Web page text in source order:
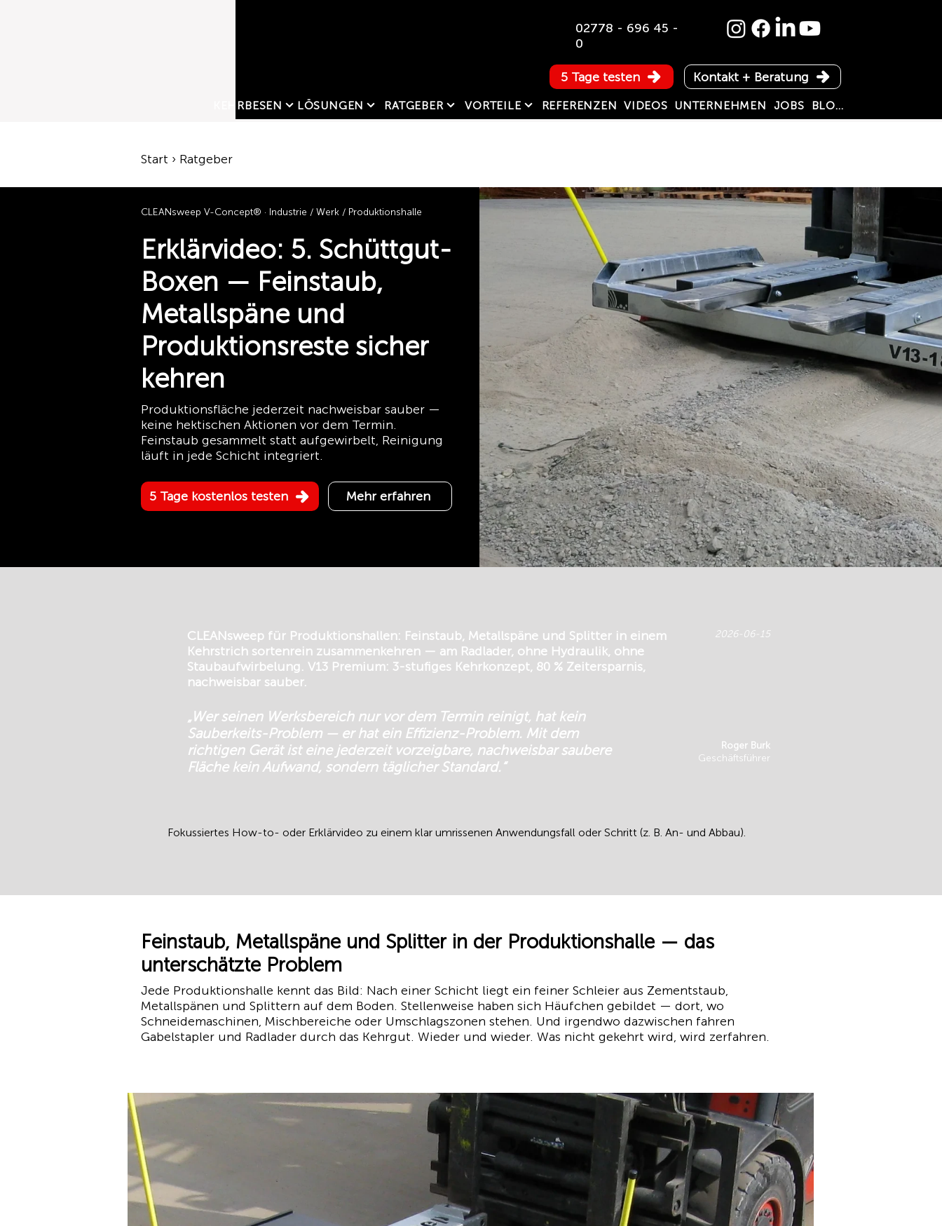
02778 - 696 45 -
0
Kontakt + Beratung
KEHRBESEN LÖSUNGEN RATGEBER VORTEILE REFERENZEN VIDEOS UNTERNEHMEN JOBS BLOG
5 Tage testen
Start › Ratgeber
CLEANsweep V-Concept® · Industrie / Werk / Produktionshalle
Erklärvideo: 5. Schüttgut-
Boxen — Feinstaub,
Metallspäne und
Produktionsreste sicher
kehren
Produktionsfläche jederzeit nachweisbar sauber —
keine hektischen Aktionen vor dem Termin.
Feinstaub gesammelt statt aufgewirbelt, Reinigung
läuft in jede Schicht integriert.
5 Tage kostenlos testen Mehr erfahren
CLEANsweep für Produktionshallen: Feinstaub, Metallspäne und Splitter in einem
Kehrstrich sortenrein zusammenkehren — am Radlader, ohne Hydraulik, ohne
Staubaufwirbelung. V13 Premium: 3-stufiges Kehrkonzept, 80 % Zeitersparnis,
nachweisbar sauber.
2026-06-15
„Wer seinen Werksbereich nur vor dem Termin reinigt, hat kein
Sauberkeits-Problem — er hat ein Effizienz-Problem. Mit dem
richtigen Gerät ist eine jederzeit vorzeigbare, nachweisbar saubere
Fläche kein Aufwand, sondern täglicher Standard.“
Roger Burk
Geschäftsführer
Fokussiertes How-to- oder Erklärvideo zu einem klar umrissenen Anwendungsfall oder Schritt (z. B. An- und Abbau).
Feinstaub, Metallspäne und Splitter in der Produktionshalle — das
unterschätzte Problem
Jede Produktionshalle kennt das Bild: Nach einer Schicht liegt ein feiner Schleier aus Zementstaub,
Metallspänen und Splittern auf dem Boden. Stellenweise haben sich Häufchen gebildet — dort, wo
Schneidemaschinen, Mischbereiche oder Umschlagszonen stehen. Und irgendwo dazwischen fahren
Gabelstapler und Radlader durch das Kehrgut. Wieder und wieder. Was nicht gekehrt wird, wird zerfahren.